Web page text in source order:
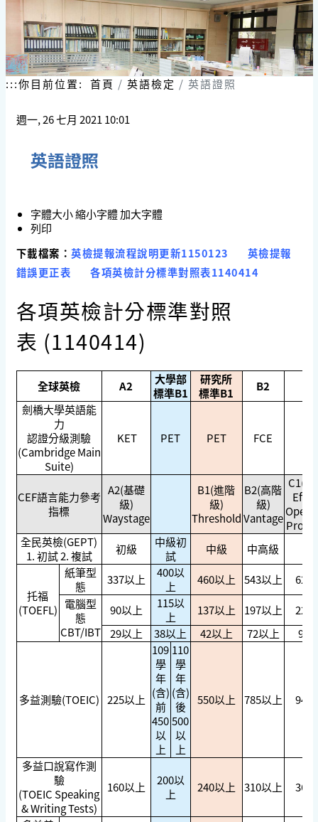
跳
內
容
區
:::你目前位置: 首頁 英語檢定 英語證照
週一, 26 七月 2021 10:01
英語證照
字體大小縮小字體加大字體
列印
下載檔案： 英檢提報流程說明更新1150123
英檢提報
錯誤更正表
各項英檢計分標準對照表1140414
各項英檢計分標準對照
表 (1140414)
全球英檢 A2
大學部
標準B1
研究所
標準B1
B2
劍橋大學英語能
力
認證分級測驗
(Cambridge Main
Suite)
KET PET PET FCE
CEF語言能力參考
指標
A2(基礎
級)
Waystage
B1(進階
級)
Threshold
B2(高階
級)
Vantage
C1(
全民英檢(GEPT)
1. 初試 2. 複試
初級
中級初
試
中級 中高級
托福
(TOEFL)
紙筆型
態
337以上
400以
上
460以上 543以上
627
電腦型
態
CBT/IBT
90以上
115以
上
137以上 197以上
220
29以上
38以上 42以上 72以上 95
多益測驗(TOEIC) 225以上
109
學
年
(含)
前
450
以
上
110
學
年
(含)
後
500
以
上
550以上 785以上 945
多益口說寫作測
驗
(TOEIC Speaking
& Writing Tests)
160以上
200以
上
240以上 310以上 360